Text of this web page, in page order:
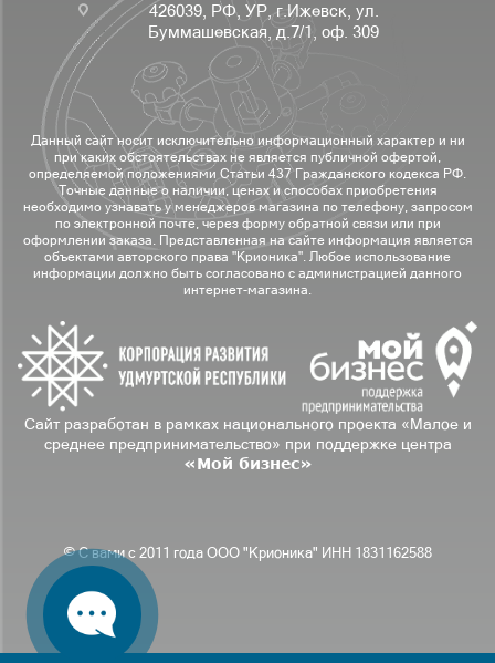
426039, РФ, УР, г.Ижевск, ул.
Буммашевская, д.7/1, оф. 309
Данный сайт носит исключительно информационный характер и ни
при каких обстоятельствах не является публичной офертой,
определяемой положениями Статьи 437 Гражданского кодекса РФ.
Точные данные о наличии, ценах и способах приобретения
необходимо узнавать у менеджеров магазина по телефону, запросом
по электронной почте, через форму обратной связи или при
оформлении заказа. Представленная на сайте информация является
объектами авторского права "Крионика". Любое использование
информации должно быть согласовано с администрацией данного
интернет-магазина.
Сайт разработан в рамках национального проекта «Малое и
среднее предпринимательство» при поддержке центра
«Мой бизнес»
© С вами с 2011 года ООО "Крионика" ИНН 1831162588